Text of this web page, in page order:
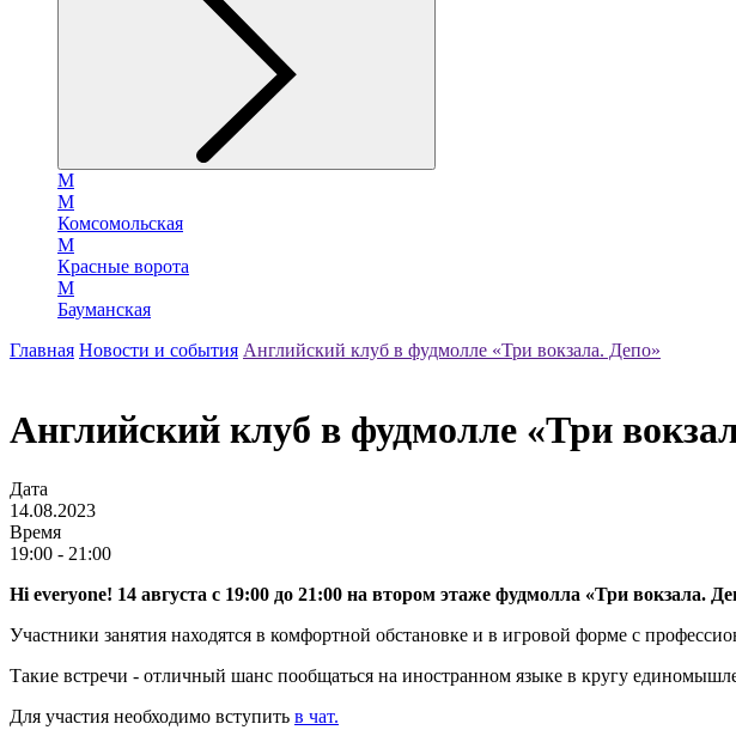
М
М
Комсомольская
М
Красные ворота
М
Бауманская
Главная Новости и события Английский клуб в фудмолле «Три вокзала. Депо»
Английский клуб в фудмолле «Три
Дата
14.08.2023
Время
19:00 - 21:00
Hi everyone! 14 августа с 19:00 до 21:00 на втором этаже фудмолла «Три вокзала.
Участники занятия находятся в комфортной обстановке и в игровой форме с
Такие встречи - отличный шанс пообщаться на иностранном языке в кругу
Для участия необходимо вступить в чат.